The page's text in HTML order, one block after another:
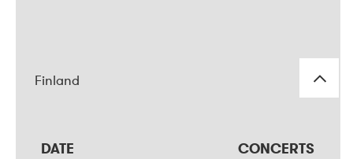
Finland
DATE CONCERTS
DATE CONCERTS